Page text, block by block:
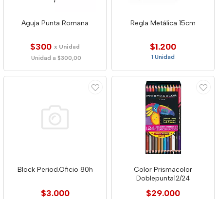
Aguja Punta Romana
$300 x Unidad
Unidad a $300,00
Regla Metálica 15cm
$1.200
1 Unidad
Block Period.Oficio 80h
$3.000
Color Prismacolor
Doblepunta12/24
$29.000